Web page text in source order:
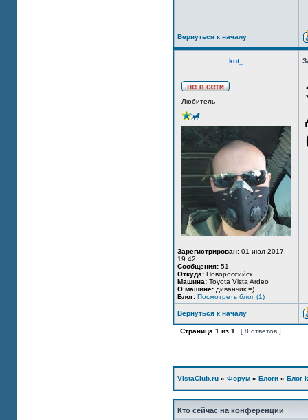
Вернуться к началу
kot_
Любитель
Зарегистрирован: 01 июл 2017,
19:42
Сообщения: 51
Откуда: Новороссийск
Машина: Toyota Vista Ardeo
О машине: диванчик =)
Блог: Посмотреть блог (1)
Вернуться к началу
Страница 1 из 1 [ 8 ответов ]
VistaClub.ru » Форум » Блоги » Блог
Кто сейчас на конференции